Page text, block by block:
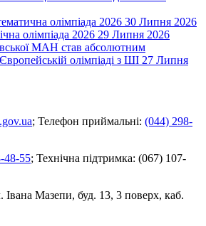
олімпіада 2026 30 Липня 2026
олімпіада 2026 29 Липня 2026
МАН став абсолютним
олімпіаді з ШІ 27 Липня
; Телефон приймальні: (044) 298-
48-55; Технічна підтримка: (067) 107-
Івана Мазепи, буд. 13, 3 поверх, каб.